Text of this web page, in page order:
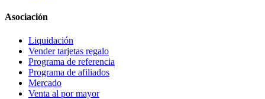
Asociación
Liquidación
Vender tarjetas regalo
Programa de referencia
Programa de afiliados
Mercado
Venta al por mayor